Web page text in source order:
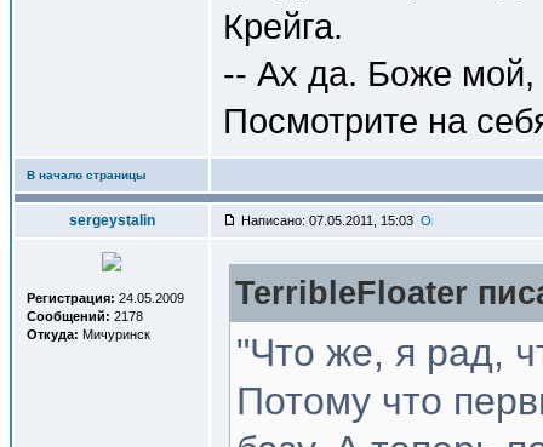
Крейга.
-- Ах да. Боже мой,
Посмотрите на
В начало страницы
sergeystalin Написано: 07.05.2011, 15:03
Регистрация: 24.05.2009
Сообщений: 2178
Откуда: Мичуринск
TerribleFloater
"Что же, я рад,
Потому что